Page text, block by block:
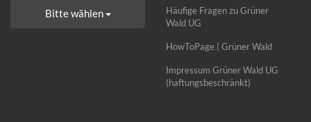
Bitte wählen
Häufige Fragen zu Grüner
Wald UG
HowToPage | Grüner Wald
Impressum Grüner Wald UG
(haftungsbeschränkt)